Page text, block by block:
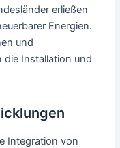
erließen
Energien.
und
die Installation und
Integration von